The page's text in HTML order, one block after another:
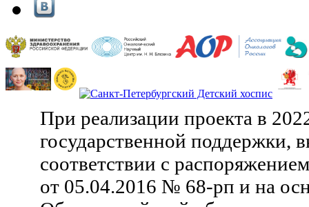
При реализации проекта в
государственной поддержки,
соответствии с
от 05.04.2016 № 68-рп и на